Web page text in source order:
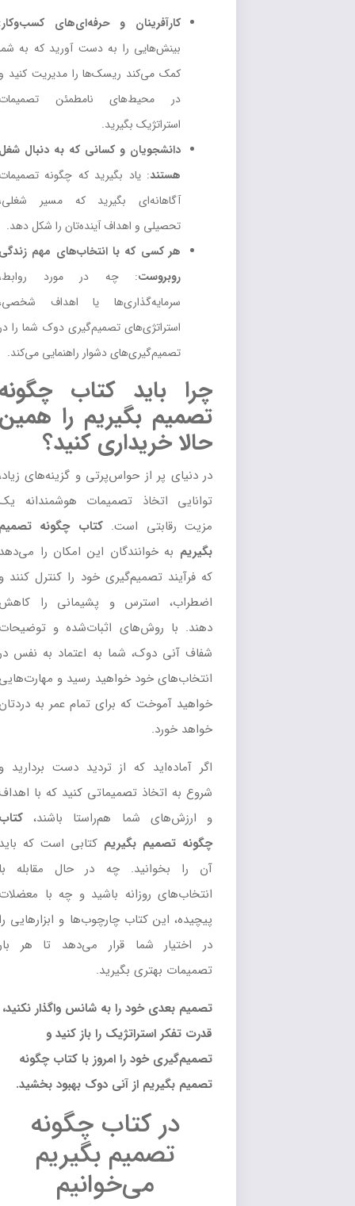
کارآفرینان و حرفه‌ای‌های کسب‌وکار:
بینش‌هایی را به دست آورید که به شما
کمک می‌کند ریسک‌ها را مدیریت کنید و
در محیط‌های نامطمئن تصمیمات
استراتژیک بگیرید.
دانشجویان و کسانی که به دنبال شغل
: یاد بگیرید که چگونه تصمیمات
آگاهانه‌ای بگیرید که مسیر شغلی،
تحصیلی و اهداف آینده‌تان را شکل دهد.
هر کسی که با انتخاب‌های مهم زندگی
روبروست: چه در مورد روابط،
سرمایه‌گذاری‌ها یا اهداف شخصی،
استراتژی‌های تصمیم‌گیری دوک شما را در
تصمیم‌گیری‌های دشوار راهنمایی می‌کند.
چرا باید کتاب چگونه
تصمیم بگیریم را همین
حالا خریداری کنید؟
در دنیای پر از حواس‌پرتی و گزینه‌های زیاد،
توانایی اتخاذ تصمیمات هوشمندانه یک
مزیت رقابتی است. کتاب چگونه تصمیم
به خوانندگان این امکان را می‌دهد
که فرآیند تصمیم‌گیری خود را کنترل کنند و
اضطراب، استرس و پشیمانی را کاهش
دهند. با روش‌های اثبات‌شده و توضیحات
شفاف آنی دوک، شما به اعتماد به نفس در
انتخاب‌های خود خواهید رسید و مهارت‌هایی
خواهید آموخت که برای تمام عمر به دردتان
خواهد خورد.
اگر آماده‌اید که از تردید دست بردارید و
شروع به اتخاذ تصمیماتی کنید که با اهداف
و ارزش‌های شما هم‌راستا باشند،کتاب
چگونه تصمیم بگیریم کتابی است که باید
آن را بخوانید. چه در حال مقابله با
انتخاب‌های روزانه باشید و چه با معضلات
پیچیده، این کتاب چارچوب‌ها و ابزارهایی را
در اختیار شما قرار می‌دهد تا هر بار
تصمیمات بهتری بگیرید.
تصمیم بعدی خود را به شانس واگذار نکنید،
قدرت تفکر استراتژیک را باز کنید و
تصمیم‌گیری خود را امروز با کتاب چگونه
تصمیم بگیریم از آنی دوک بهبود بخشید.
در کتاب چگونه
تصمیم بگیریم
می‌خوانیم